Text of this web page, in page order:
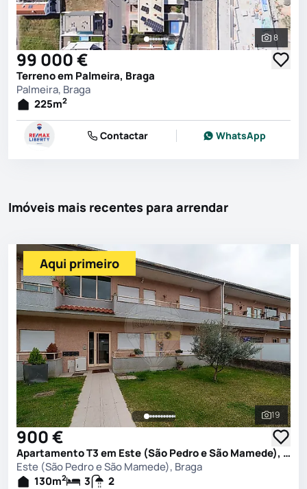
Ver
8
99 000 €
Terreno em Palmeira, Braga
Palmeira, Braga
225m2
Contactar WhatsApp
Imóveis mais recentes para arrendar
Ver
19
Aqui primeiro
900 €
Apartamento T3 em Este (São Pedro e São Mamede), Braga
Este (São Pedro e São Mamede), Braga
130m2 3 2